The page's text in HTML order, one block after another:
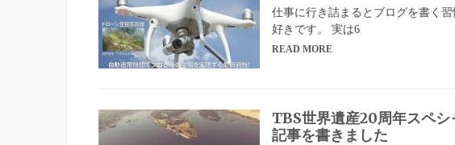
仕事に行き詰まるとブログを書く
好きです。 実は6
READ MORE
TBS世界遺産20周年スペ
記事を書きました